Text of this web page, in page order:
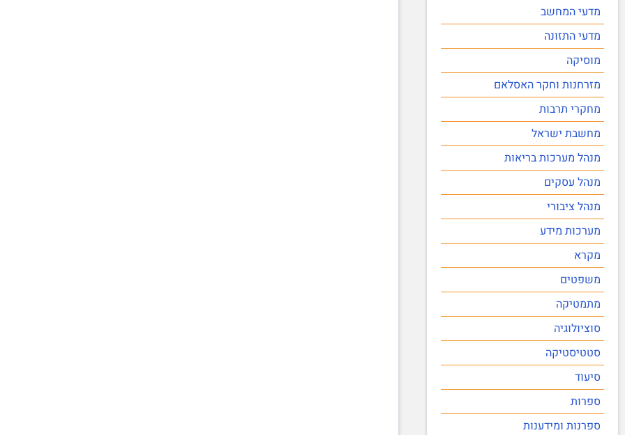
מדעי המחשב
מדעי התזונה
מוסיקה
מזרחנות וחקר האסלאם
מחקרי תרבות
מחשבת ישראל
מנהל מערכות בריאות
מנהל עסקים
מנהל ציבורי
מערכות מידע
מקרא
משפטים
מתמטיקה
סוציולוגיה
סטטיסטיקה
סיעוד
ספרות
ספרנות ומידענות